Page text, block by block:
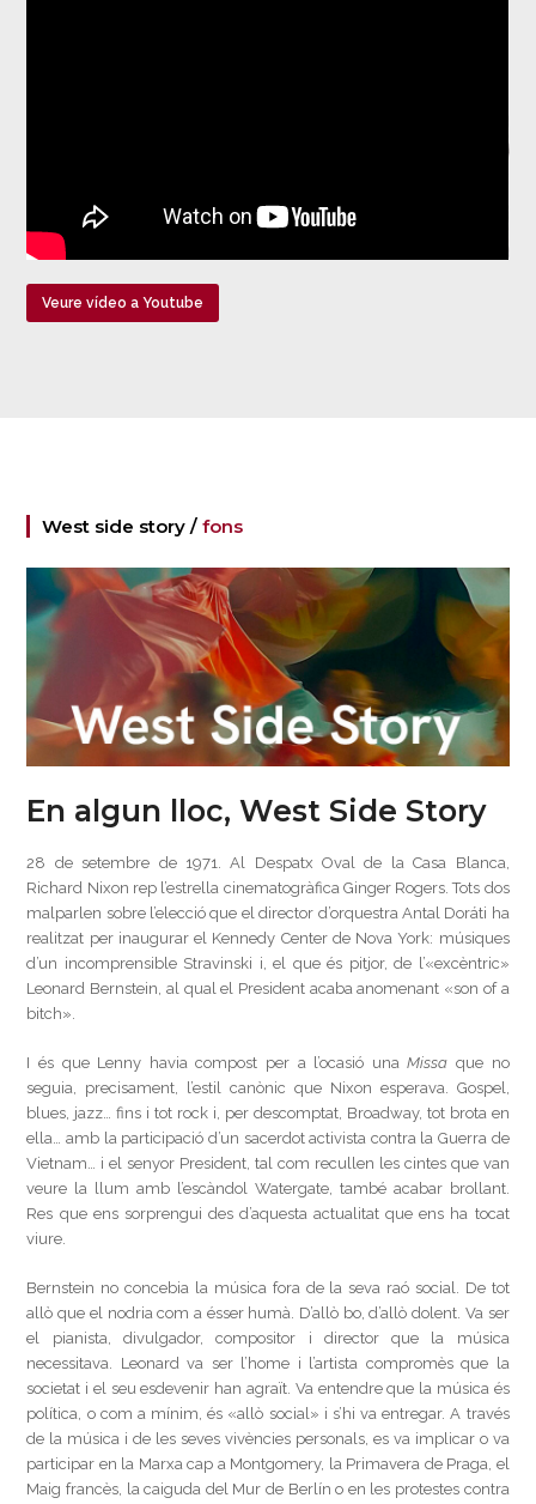
Veure vídeo a Youtube
West side story /fons
En algun lloc, West Side Story
28 de setembre de 1971. Al Despatx Oval de la Casa Blanca,
Richard Nixon rep l’estrella cinematogràfica Ginger Rogers. Tots dos
malparlen sobre l’elecció que el director d’orquestra Antal Doráti ha
realitzat per inaugurar el Kennedy Center de Nova York: músiques
d’un incomprensible Stravinski i, el que és pitjor, de l’«excèntric»
Leonard Bernstein, al qual el President acaba anomenant «son of a
bitch».
I és que Lenny havia compost per a l’ocasió unaMissaque no
seguia, precisament, l’estil canònic que Nixon esperava. Gospel,
blues, jazz… fins i tot rock i, per descomptat, Broadway, tot brota en
ella… amb la participació d’un sacerdot activista contra la Guerra de
Vietnam… i el senyor President, tal com recullen les cintes que van
veure la llum amb l’escàndol Watergate, també acabar brollant.
Res que ens sorprengui des d’aquesta actualitat que ens ha tocat
viure.
Bernstein no concebia la música fora de la seva raó social. De tot
allò que el nodria com a ésser humà. D’allò bo, d’allò dolent. Va ser
el pianista, divulgador, compositor i director que la música
necessitava. Leonard va ser l’home i l’artista compromès que la
societat i el seu esdevenir han agraït. Va entendre que la música és
política, o com a mínim, és «allò social» i s’hi va entregar. A través
de la música i de les seves vivències personals, es va implicar o va
participar en la Marxa cap a Montgomery, la Primavera de Praga, el
Maig francès, la caiguda del Mur de Berlín o en les protestes contra